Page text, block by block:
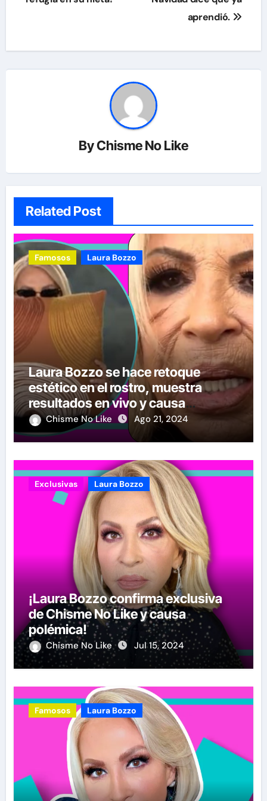
aprendió.
ByChisme No Like
Related Post
Famosos Laura Bozzo
Laura Bozzo se hace retoque
estético en el rostro, muestra
resultados en vivo y causa
polémica con nueva cara
Chisme No Like Ago 21, 2024
Exclusivas Laura Bozzo
¡Laura Bozzo confirma exclusiva
de Chisme No Like y causa
polémica!
Chisme No Like Jul 15, 2024
Famosos Laura Bozzo